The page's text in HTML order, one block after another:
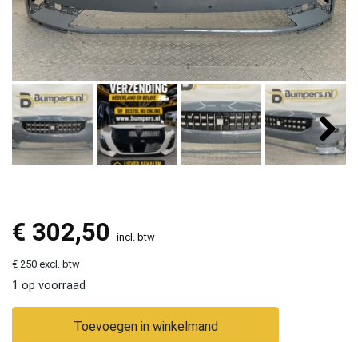
€ 302,50 incl. btw
€ 250 excl. btw
1 op voorraad
Toevoegen in winkelmand